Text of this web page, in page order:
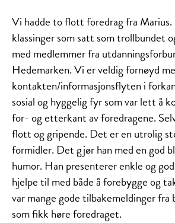
Vi hadde to flott foredrag fra
klassinger som satt som trollbundet
med medlemmer fra
Hedemarken. Vi er veldig fornøyd
kontakten/informasjonsflyten i
sosial og hyggelig fyr som var lett å
for- og etterkant av foredragene.
flott og gripende. Det er en utrolig
formidler. Det gjør han med en god
humor. Han presenterer enkle og
hjelpe til med både å forebygge og
var mange gode tilbakemeldinger fra
som fikk høre foredraget.